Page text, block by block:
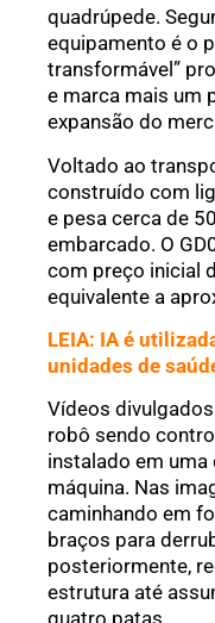
quadrúpede.
equipamento é o
transformável”
e marca mais um
expansão do
Voltado ao
construído com
e pesa cerca de
embarcado. O
com preço inicial
equivalente a
LEIA: IA é
unidades de
Vídeos
robô sendo
instalado em
máquina. Nas
caminhando em
braços para
posteriormente,
estrutura até